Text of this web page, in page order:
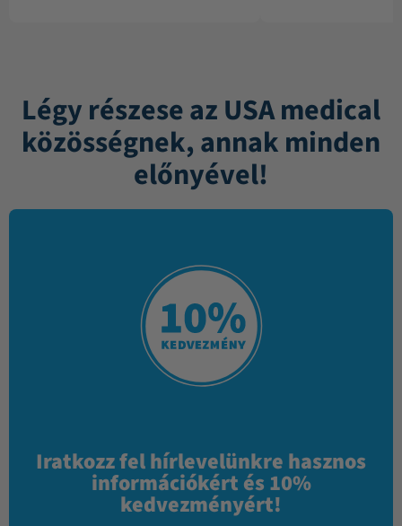
Légy részese az USA medical
közösségnek, annak minden
előnyével!
Iratkozz fel hírlevelünkre hasznos
információkért és 10%
kedvezményért!